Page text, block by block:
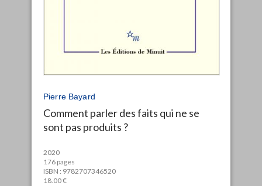
Pierre Bayard
Comment parler des faits qui ne se
sont pas produits ?
2020
176 pages
ISBN : 9782707346520
18.00 €